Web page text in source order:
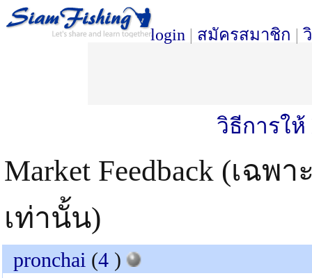
login | สมัครสมาชิก |
วิธีการให้
Market Feedback (เฉ
เท่านั้น)
pronchai (4 )